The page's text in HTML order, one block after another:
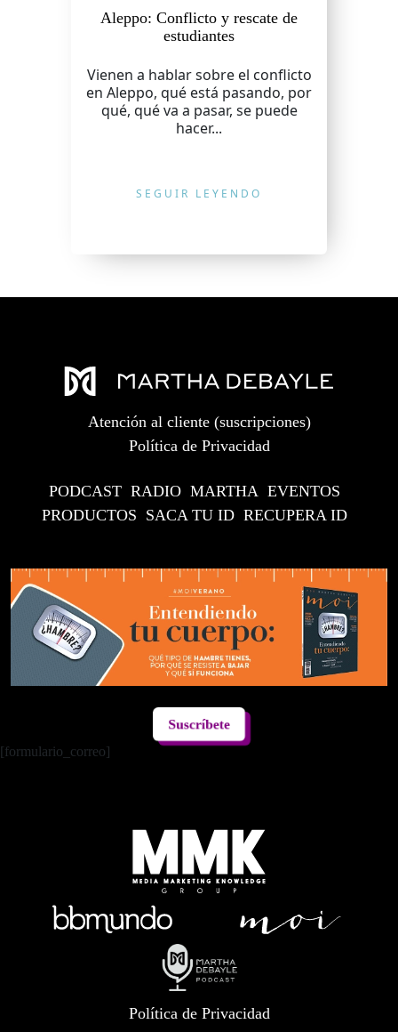
Aleppo: Conflicto y rescate de
estudiantes
Vienen a hablar sobre el conflicto
en Aleppo, qué está pasando, por
qué, qué va a pasar, se puede
hacer...
SEGUIR LEYENDO
Atención al cliente (suscripciones)
Política de Privacidad
PODCAST RADIO MARTHA EVENTOS
PRODUCTOS SACA TU ID RECUPERA ID
Suscríbete
[formulario_correo]
Política de Privacidad